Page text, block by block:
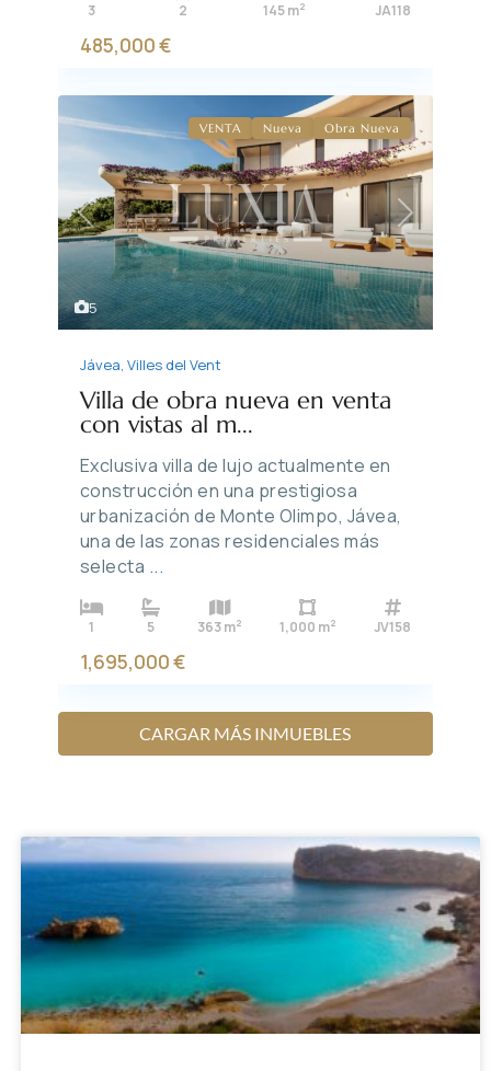
3 2 145 m2 JA118
485,000 €
5
Previous Next
VENTA Nueva Obra Nueva
Jávea, Villes del Vent
Villa de obra nueva en venta
con vistas al m...
Exclusiva villa de lujo actualmente en
construcción en una prestigiosa
urbanización de Monte Olimpo, Jávea,
una de las zonas residenciales más
selecta ...
1 5 363 m2 1,000 m2 JV158
1,695,000 €
CARGAR MÁS INMUEBLES